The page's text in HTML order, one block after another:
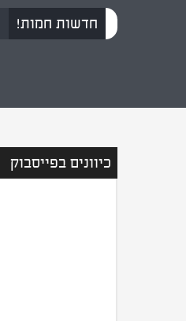
חדשות חמות!
כיוונים בפייסבוק